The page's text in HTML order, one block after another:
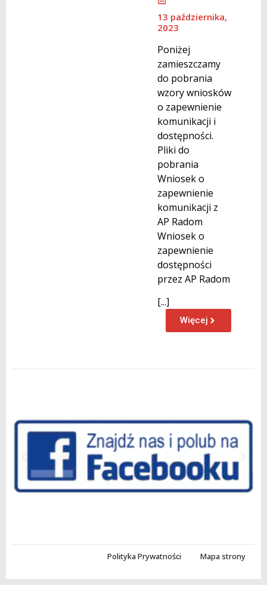
13 października,
2023
Poniżej
zamieszczamy
do pobrania
wzory wniosków
o zapewnienie
komunikacji i
dostępności.
Pliki do
pobrania
Wniosek o
zapewnienie
komunikacji z
AP Radom
Wniosek o
zapewnienie
dostępności
przez AP Radom
[...]
Więcej
Polityka Prywatności Mapa strony